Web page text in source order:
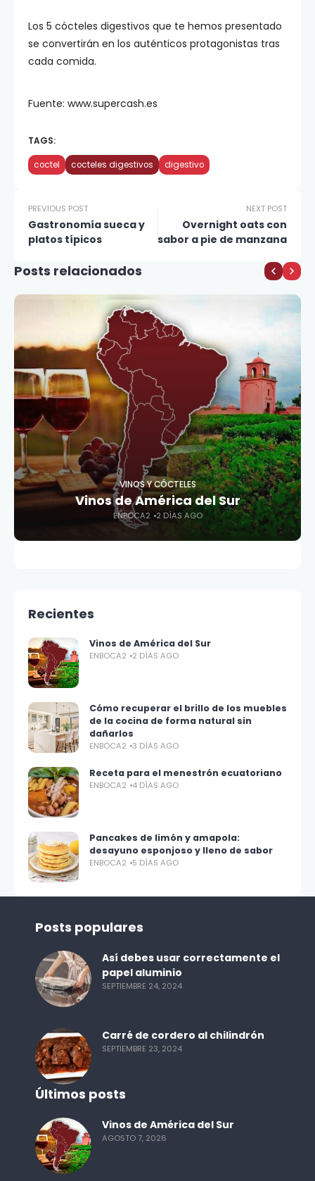
Los 5 cócteles digestivos que te hemos presentado
se convertirán en los auténticos protagonistas tras
cada comida.
Fuente: www.supercash.es
TAGS:
coctel cocteles digestivos digestivo
PREVIOUS POST
Gastronomía sueca y
platos típicos
NEXT POST
Overnight oats con
sabor a pie de manzana
Posts relacionados
VINOS Y CÓCTELES
Vinos de América del Sur
ENBOCA2 2 DÍAS AGO
Recientes
Vinos de América del Sur
ENBOCA2 2 DÍAS AGO
Cómo recuperar el brillo de los muebles
de la cocina de forma natural sin
dañarlos
ENBOCA2 3 DÍAS AGO
Receta para el menestrón ecuatoriano
ENBOCA2 4 DÍAS AGO
Pancakes de limón y amapola:
desayuno esponjoso y lleno de sabor
ENBOCA2 5 DÍAS AGO
Posts populares
Así debes usar correctamente el
papel aluminio
SEPTIEMBRE 24, 2024
Carré de cordero al chilindrón
SEPTIEMBRE 23, 2024
Últimos posts
Vinos de América del Sur
AGOSTO 7, 2026